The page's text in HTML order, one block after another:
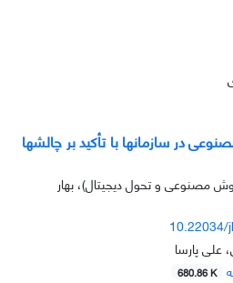
در سازمان‏ها با تأکید بر چالش‏ها
(ویژه نامه هوش مصنوعی و تحول دیجیتال)، بهار
علی پارسا
680.86 K